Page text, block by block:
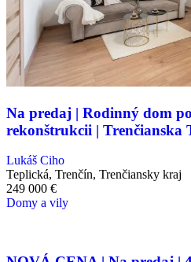
Na predaj | Rodinný dom
rekonštrukcii | Trenčianska
Lukáš Ciho
Teplická, Trenčín, Trenčiansky kraj
249 000 €
Domy a vily